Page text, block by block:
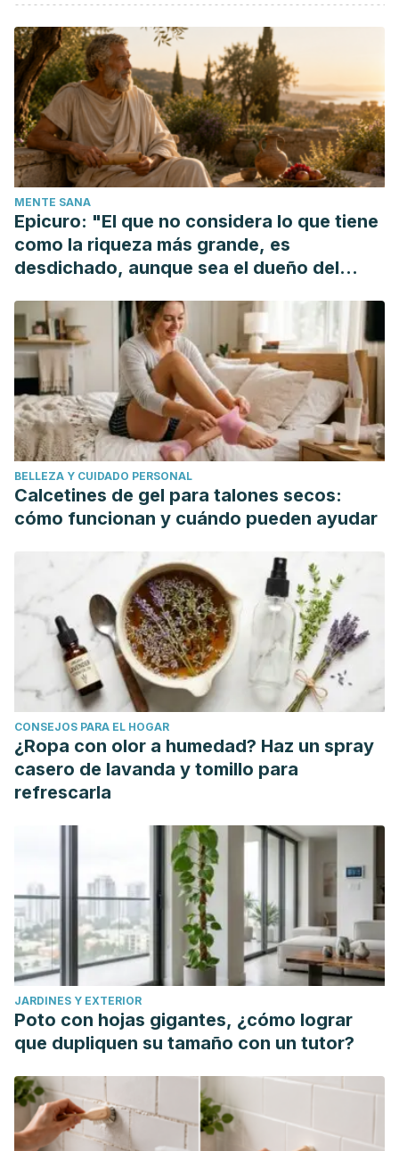
Fundación Española de Nutrición.
Kiwi.fen.org.es/mercadoFen/pdfs/kiwi.pdf
Nutritional and health benefits associted with kiwi fruit
consumption.scielo.isciii.es/pdf/nh/v33s4/05_original.pdf
The effect of almonds on anthropometric measurements
and lipid profile in overweight and obese females in a
weight reduction program: A randomized controlled clinical
trial.ncbi.nlm.nih.gov/pubmed/25097630
Oduwole O, et al. Honey for acute cough in children.
Cochrane Database System Review. 2014;12:CD007094.
MENTE SANA
Epicuro: "El que no considera lo que tiene
como la riqueza más grande, es
desdichado, aunque sea el dueño del
BELLEZA Y CUIDADO PERSONAL
Calcetines de gel para talones secos:
cómo funcionan y cuándo pueden ayudar
CONSEJOS PARA EL HOGAR
¿Ropa con olor a humedad? Haz un spray
casero de lavanda y tomillo para
refrescarla
JARDINES Y EXTERIOR
Poto con hojas gigantes, ¿cómo lograr
que dupliquen su tamaño con un tutor?